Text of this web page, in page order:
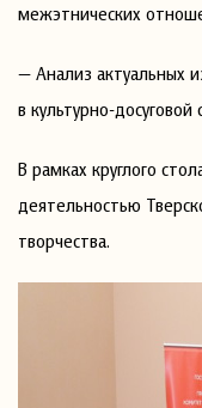
межэтнических
— Анализ актуальных
в культурно-досуговой
В рамках круглого
деятельностью
творчества.